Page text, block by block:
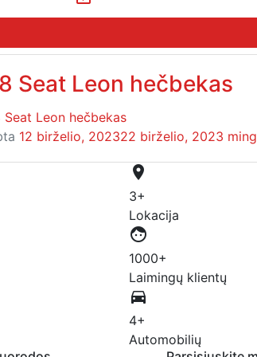
Seat Leon hečbekas
12 birželio, 202322 birželio, 2023
place
3+
Lokacija
face
1000+
Laimingų klientų
directions_car
4+
Automobilių